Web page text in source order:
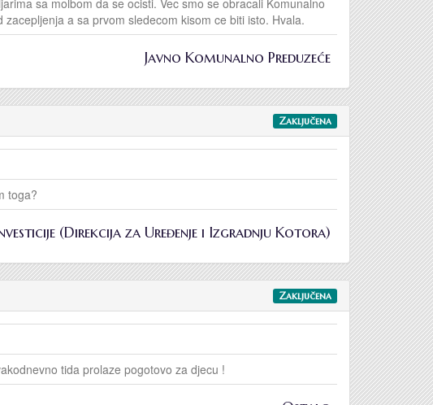
sa molbom da se ocisti. Vec smo se obracali Komunalno
a sa prvom sledecom kisom ce biti isto. Hvala.
Javno Komunalno Preduzeće
Zaključena
toga?
(Direkcija za Uređenje i Izgradnju Kotora)
Zaključena
tida prolaze pogotovo za djecu !